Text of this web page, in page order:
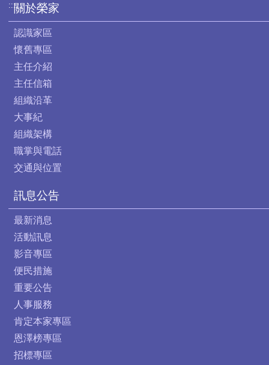
:::關於榮家
認識家區
懷舊專區
主任介紹
主任信箱
組織沿革
大事紀
組織架構
職掌與電話
交通與位置
訊息公告
最新消息
活動訊息
影音專區
便民措施
重要公告
人事服務
肯定本家專區
恩澤榜專區
招標專區